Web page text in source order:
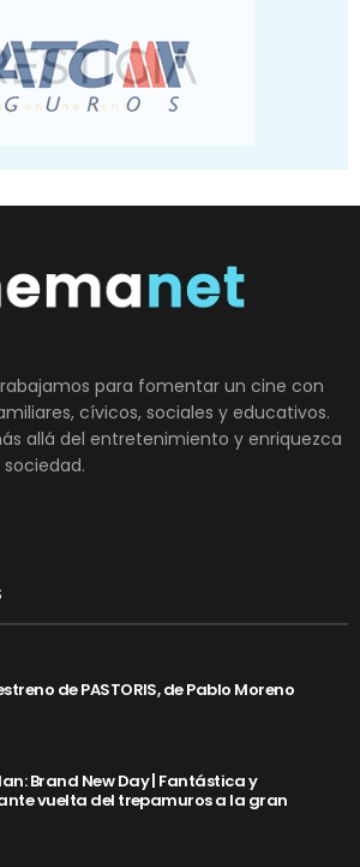
para fomentar un cine con
cívicos, sociales y educativos.
allá del entretenimiento y enriquezca
de PASTORIS, de Pablo Moreno
Brand New Day | Fantástica y
vuelta del trepamuros a la gran